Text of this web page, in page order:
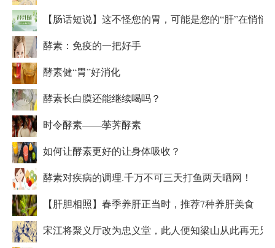
【肠话短说】这不怪您的胃，可能是您的“肝”在悄悄
酵素：免疫的一把好手
酵素健“胃”好消化
酵素长白膜还能继续喝吗？
时令酵素——荸荠酵素
如何让酵素更好的让身体吸收？
酵素对疾病的调理.千万不可三天打鱼两天晒网！
【肝胆相照】春季养肝正当时，推荐7种养肝美食
宋江将聚义厅改为忠义堂，此人便知梁山从此再无兄